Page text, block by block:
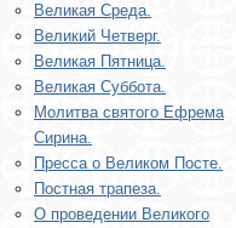
Великая Среда.
Великий Четверг.
Великая Пятница.
Великая Суббота.
Молитва святого Ефрема
Сирина.
Пресса о Великом Посте.
Постная трапеза.
О проведении Великого